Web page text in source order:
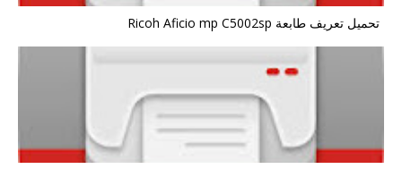
تحميل تعريف طابعة Ricoh Aficio mp C5002sp